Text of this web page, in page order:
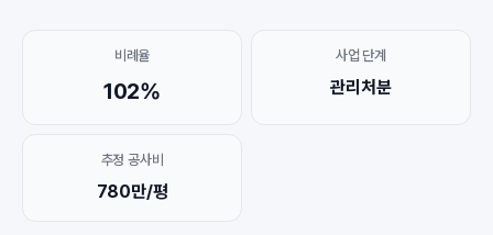
비례율
102%
사업 단계
관리처분
추정 공사비
780만/평